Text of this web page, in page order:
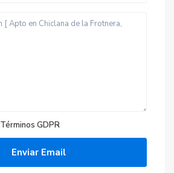
Términos GDPR